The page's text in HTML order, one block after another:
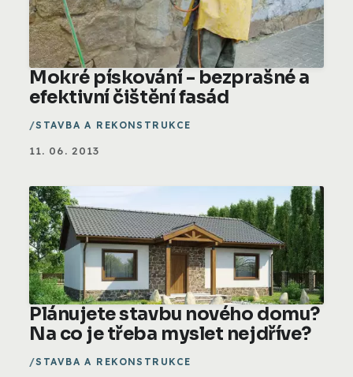
Mokré pískování - bezprašné a
efektivní čištění fasád
STAVBA A REKONSTRUKCE
11. 06. 2013
Plánujete stavbu nového domu?
Na co je třeba myslet nejdříve?
STAVBA A REKONSTRUKCE